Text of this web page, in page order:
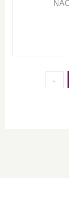
←